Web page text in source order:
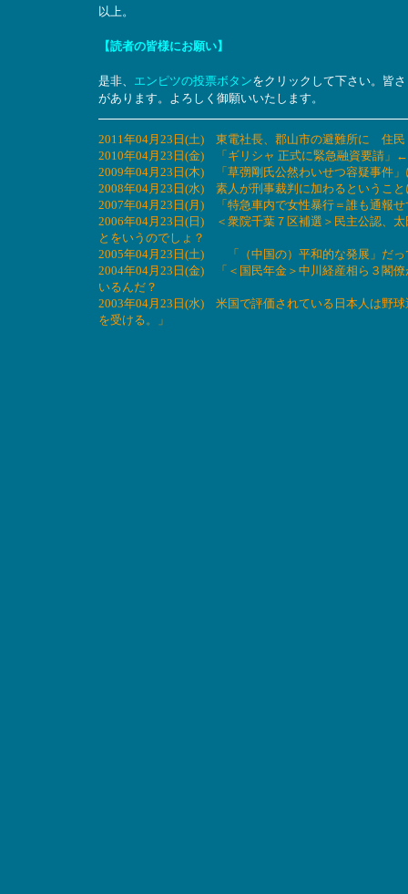
以上。
【読者の皆様にお願い】
是非、 エンピツの投票ボタンをクリックして下さい。皆
があります。よろしく御願いいたします。
2011年04月23日(土) 東電社長、郡山市の避難所に 住民
2010年04月23日(金) 「ギリシャ 正式に緊急融資要請」
2009年04月23日(木) 「草彅剛氏公然わいせつ容疑事件
2008年04月23日(水) 素人が刑事裁判に加わるということ
2007年04月23日(月) 「特急車内で女性暴行＝誰も通報
2006年04月23日(日) ＜衆院千葉７区補選＞民主公認、
とをいうのでしょ？
2005年04月23日(土) 「（中国の）平和的な発展」だっ
2004年04月23日(金) 「＜国民年金＞中川経産相ら３閣
いるんだ？
2003年04月23日(水) 米国で評価されている日本人は野
を受ける。」